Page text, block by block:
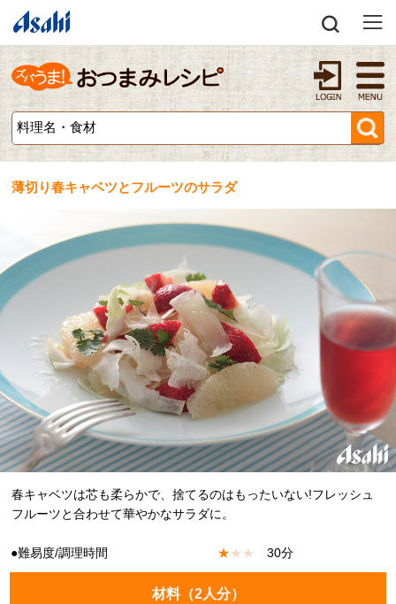
薄切り春キャベツとフルーツのサラダ
春キャベツは芯も柔らかで、捨てるのはもったいない!フレッシュ
フルーツと合わせて華やかなサラダに。
●難易度/調理時間 ★★ ★ 30分
材料（2人分）